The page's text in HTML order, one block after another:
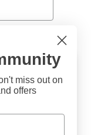
Company No.
02
United
to visit
Close
miss out on
offers